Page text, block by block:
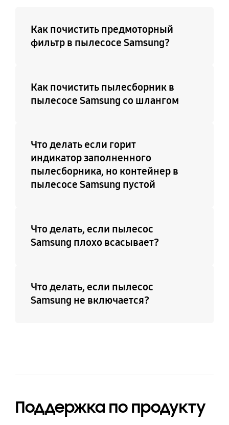
Как почистить предмоторный
фильтр в пылесосе Samsung?
Как почистить пылесборник в
пылесосе Samsung со шлангом
Что делать если горит
индикатор заполненного
пылесборника, но контейнер в
пылесосе Samsung пустой
Что делать, если пылесос
Samsung плохо всасывает?
Что делать, если пылесос
Samsung не включается?
Поддержка по продукту